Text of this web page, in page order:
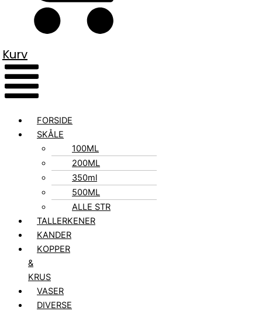
Kurv
FORSIDE
SKÅLE
100ML
200ML
350ml
500ML
ALLE STR
TALLERKENER
KANDER
KOPPER
&
KRUS
VASER
DIVERSE